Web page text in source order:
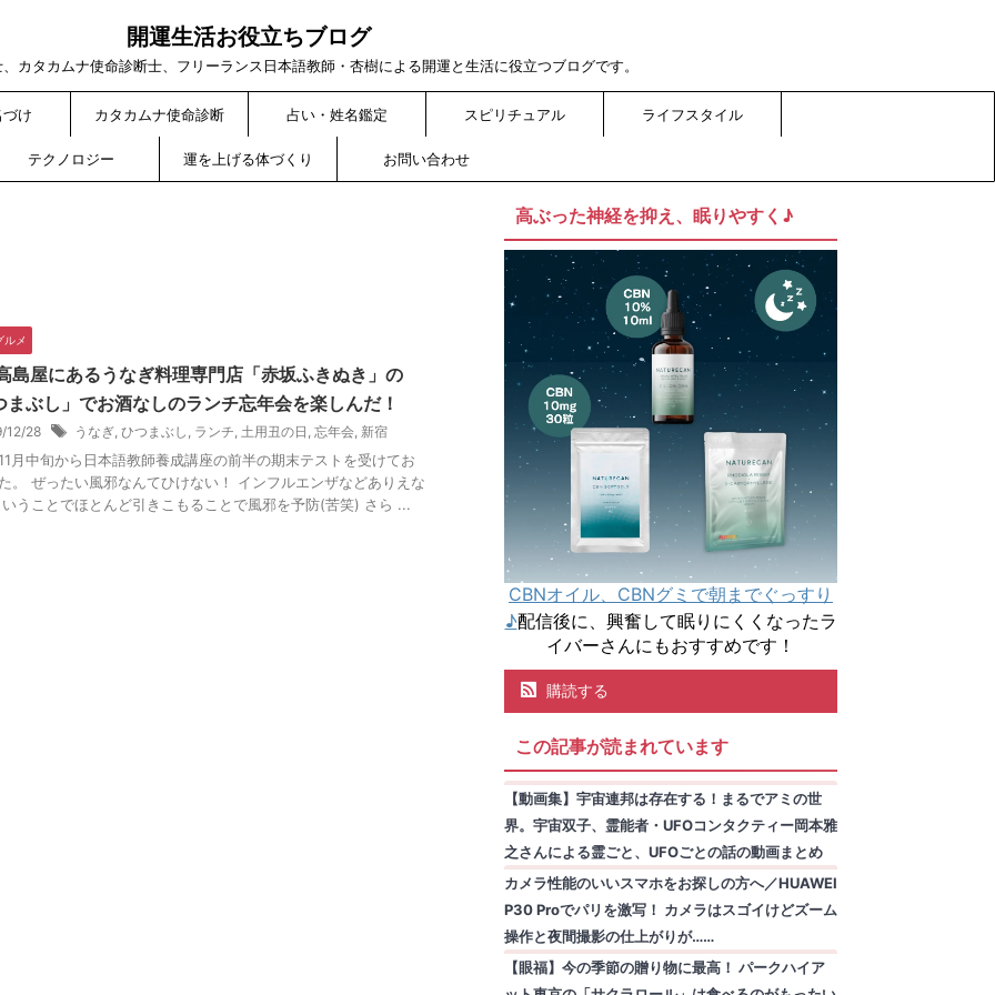
開運生活お役立ちブログ
カタカムナ使命診断士、フリーランス日本語教師・杏樹による開運と生活に役立つブログです。
け カタカムナ使命診断 占い・姓名鑑定 スピリチュアル ライフスタイル
テクノロジー 運を上げる体づくり お問い合わせ
ルメ
島屋にあるうなぎ料理専門店「赤坂ふきぬき」の
まぶし」でお酒なしのランチ忘年会を楽しんだ！
12/28 うなぎ, ひつまぶし , ランチ, 土用丑の日 , 忘年会, 新宿
月中旬から日本語教師養成講座の前半の期末テストを受けてお
。 ぜったい風邪なんてひけない！ インフルエンザなどありえな
うことでほとんど引きこもることで風邪を予防(苦笑) さら ...
高ぶった神経を抑え、眠りやすく♪
CBNオイル、CBNグミで朝までぐっすり
♪配信後に、興奮して眠りにくくなったラ
イバーさんにもおすすめです！
購読する
この記事が読まれています
【動画集】宇宙連邦は存在する！まるでアミの世
界。宇宙双子、霊能者・UFOコンタクティー岡本雅
之さんによる霊ごと、UFOごとの話の動画まとめ
カメラ性能のいいスマホをお探しの方へ／HUAWEI
P30 Proでパリを激写！ カメラはスゴイけどズーム
操作と夜間撮影の仕上がりが……
【眼福】今の季節の贈り物に最高！ パークハイア